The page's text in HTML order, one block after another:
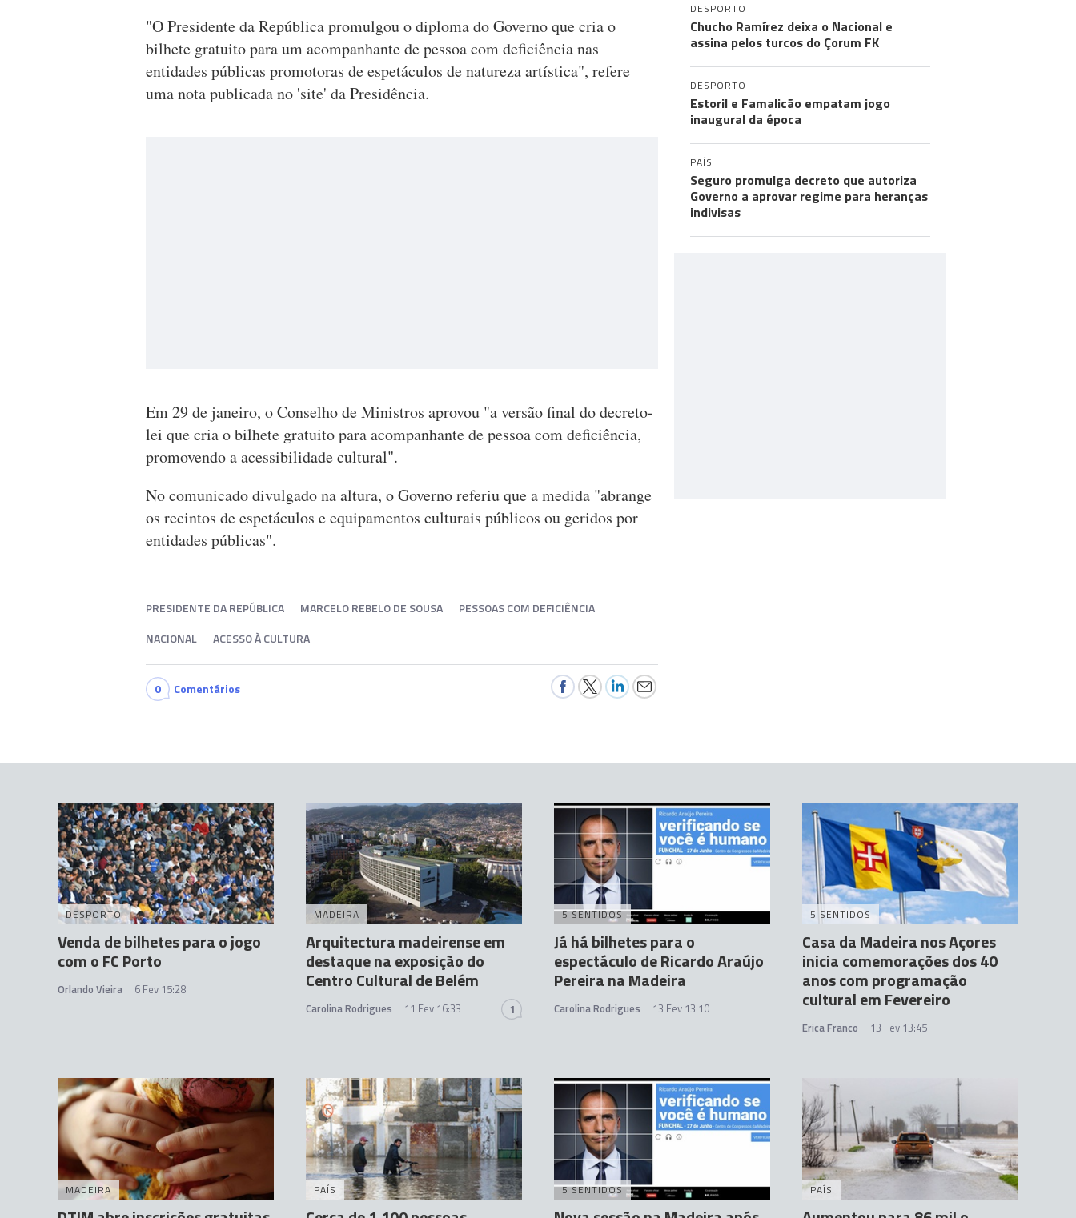
"O Presidente da República promulgou o diploma do Governo que cria o
bilhete gratuito para um acompanhante de pessoa com deficiência nas
entidades públicas promotoras de espetáculos de natureza artística", refere
uma nota publicada no 'site' da Presidência.
Em 29 de janeiro, o Conselho de Ministros aprovou "a versão final do decreto-
lei que cria o bilhete gratuito para acompanhante de pessoa com deficiência,
promovendo a acessibilidade cultural".
No comunicado divulgado na altura, o Governo referiu que a medida "abrange
os recintos de espetáculos e equipamentos culturais públicos ou geridos por
entidades públicas".
PRESIDENTE DA REPÚBLICA MARCELO REBELO DE SOUSA
PESSOAS COM DEFICIÊNCIA
NACIONAL
ACESSO À CULTURA
0 Comentários
DESPORTO
Chucho Ramírez deixa o Nacional e
assina pelos turcos do Çorum FK
DESPORTO
Estoril e Famalicão empatam jogo
inaugural da época
PAÍS
Seguro promulga decreto que autoriza
Governo a aprovar regime para heranças
indivisas
DESPORTO
Venda de bilhetes para o jogo
com o FC Porto
Orlando Vieira 6 Fev 15:28
MADEIRA
Arquitectura madeirense em
destaque na exposição do
Centro Cultural de Belém
Carolina Rodrigues 11 Fev 16:33 1
5 SENTIDOS
Já há bilhetes para o
espectáculo de Ricardo Araújo
Pereira na Madeira
Carolina Rodrigues 13 Fev 13:10
5 SENTIDOS
Casa da Madeira nos Açores
inicia comemorações dos 40
anos com programação
cultural em Fevereiro
Erica Franco 13 Fev 13:45
MADEIRA PAÍS 5 SENTIDOS PAÍS